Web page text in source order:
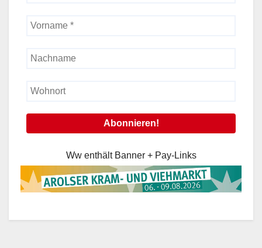
Ww enthält Banner + Pay-Links